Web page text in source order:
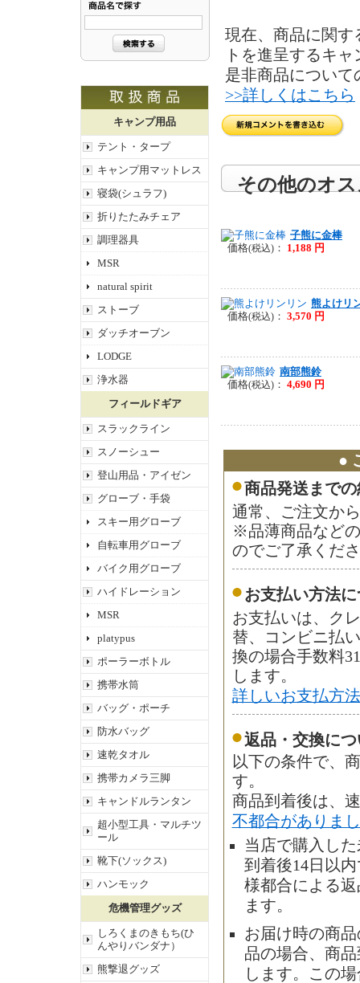
キャンプ用品
テント・タープ
キャンプ用マットレス
寝袋(シュラフ)
折りたたみチェア
調理器具
MSR
natural spirit
ストーブ
ダッチオーブン
LODGE
浄水器
フィールドギア
スラックライン
スノーシュー
登山用品・アイゼン
グローブ・手袋
スキー用グローブ
自転車用グローブ
バイク用グローブ
ハイドレーション
MSR
platypus
ポーラーボトル
携帯水筒
バッグ・ポーチ
防水バッグ
速乾タオル
携帯カメラ三脚
キャンドルランタン
超小型工具・マルチツ
ール
靴下(ソックス)
ハンモック
危機管理グッズ
しろくまのきもち(ひ
んやりバンダナ）
熊撃退グッズ
現在、商品に関す
トを進呈するキ
是非商品について
>>詳しくはこちら
その他のオ
子熊に金棒
価格(税込) ： 1,188 円
熊よけリ
価格(税込) ： 3,570 円
南部熊鈴
価格(税込) ： 4,690 円
●
商品発送まで
通常、ご注文か
※品薄商品など
のでご了承くだ
お支払い方法
お支払いは、ク
替、コンビニ払
換の場合手数料
します。
詳しいお支払方
返品・交換につ
以下の条件で、
す。
商品到着後は、
不都合がありま
当店で購入し
到着後14日以
様都合による
ます。
お届け時の商
品の場合、商
します。この